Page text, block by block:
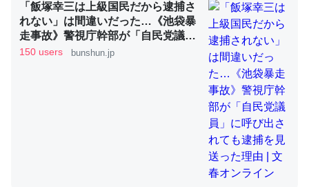
これを元に考えるとカルシウムを大量に使う脊椎動物と貝
類は苦労してるんだな…。腹足類だと殻を無くしてナメク
ジになったり努力してるし。
─ニュース :: 【研究発表】昆虫学の大問題＝「昆虫はなぜ海にいな
ウチもEchoを実家に置いて４年。でたまに覗いてる。ぼ
「飯塚幸三は上級国民だから逮捕さ
れない」は間違いだった…《池袋暴
走事故》警視庁幹部が「自民党議
員」に呼び出されても逮捕を見送っ
150 users bunshun.jp